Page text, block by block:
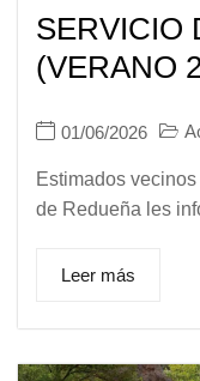
SERVICIO
(VERANO
01/06/2026
Estimados
de Redueña les
Leer más